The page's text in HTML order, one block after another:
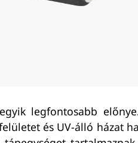
legfontosabb
és UV-álló házat